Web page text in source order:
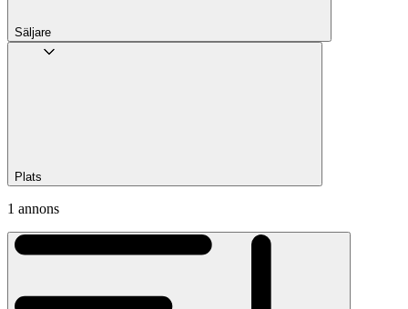
Säljare
Plats
1 annons